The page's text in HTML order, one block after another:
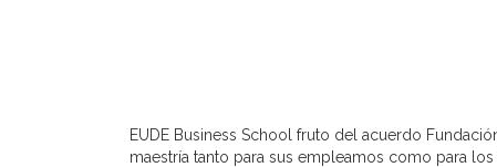
EUDE Business School fruto del acuerdo
maestría tanto para sus empleamos como para